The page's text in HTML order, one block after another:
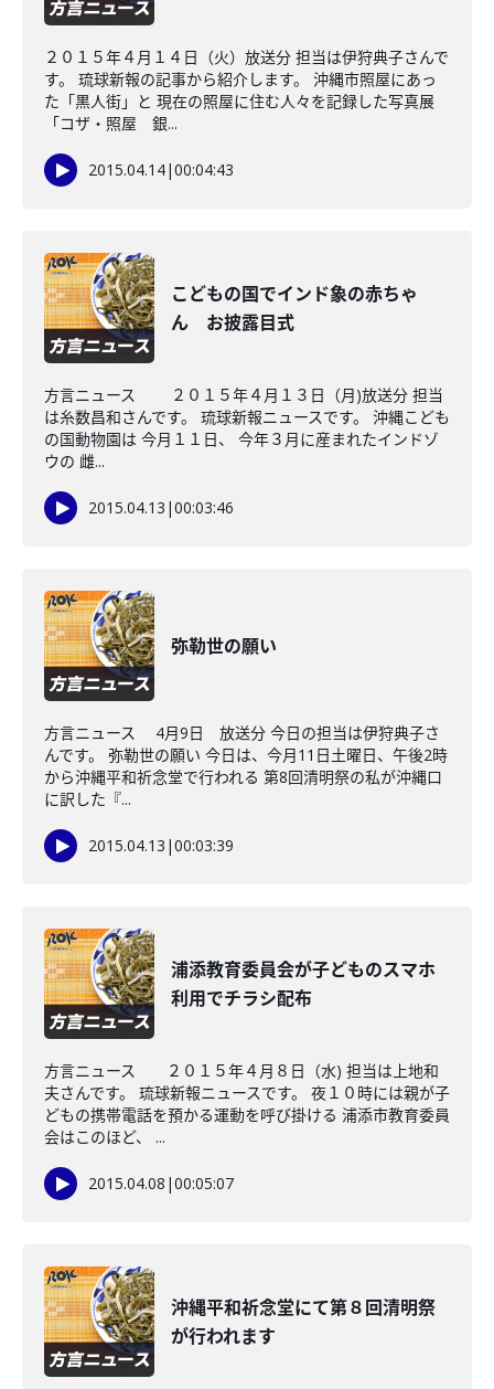
２０１５年４月１４日（火）放送分 担当は伊狩典子さんで
す。 琉球新報の記事から紹介します。 沖縄市照屋にあっ
た「黒人街」と 現在の照屋に住む人々を記録した写真展
「コザ・照屋 銀...
2015.04.14|00:04:43
こどもの国でインド象の赤ちゃ
ん お披露目式
方言ニュース ２０１５年４月１３日（月)放送分 担当
は糸数昌和さんです。 琉球新報ニュースです。 沖縄こども
の国動物園は 今月１１日、 今年３月に産まれたインドゾ
ウの 雌...
2015.04.13 |00:03:46
弥勒世の願い
方言ニュース 4月9日 放送分 今日の担当は伊狩典子さ
んです。 弥勒世の願い 今日は、今月11日土曜日、午後2時
から沖縄平和祈念堂で行われる 第8回清明祭の私が沖縄口
に訳した『...
2015.04.13 |00:03:39
浦添教育委員会が子どものスマホ
利用でチラシ配布
方言ニュース ２０１５年４月８日（水) 担当は上地和
夫さんです。 琉球新報ニュースです。 夜１０時には親が子
どもの携帯電話を預かる運動を呼び掛ける 浦添市教育委員
会はこのほど、 ...
2015.04.08 |00:05:07
沖縄平和祈念堂にて第８回清明祭
が行われます